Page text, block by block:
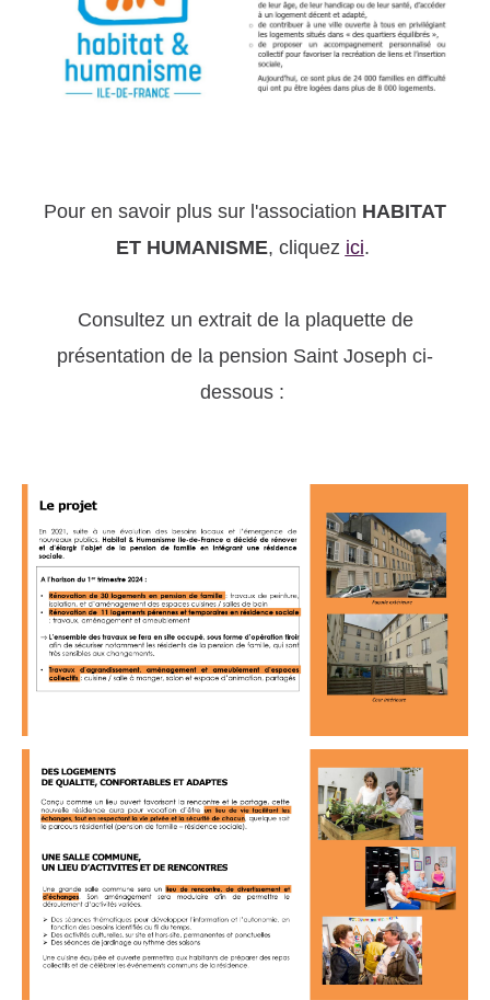
Pour en savoir plus sur l'association HABITAT
ET HUMANISME, cliquez ici.
Consultez un extrait de la plaquette de
présentation de la pension Saint Joseph ci-
dessous :